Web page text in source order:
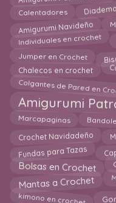
Calentadores
Amigurumi Navideño
Individuales en crochet
Jumper en Crochet
Chalecos en crochet
Colgantes de Pared en
Amigurumi
Marcapaginas
Crochet Navidadeño
Fundas para Tazas
Bolsas en Crochet
Mantas a Crochet
kimono en crochet